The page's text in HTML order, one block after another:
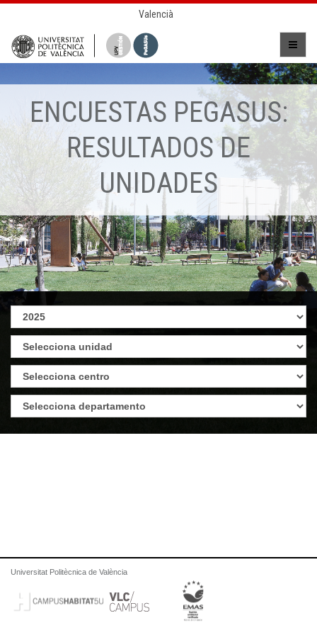
Valencià
ENCUESTAS PEGASUS:
RESULTADOS DE
UNIDADES
Universitat Politècnica de València